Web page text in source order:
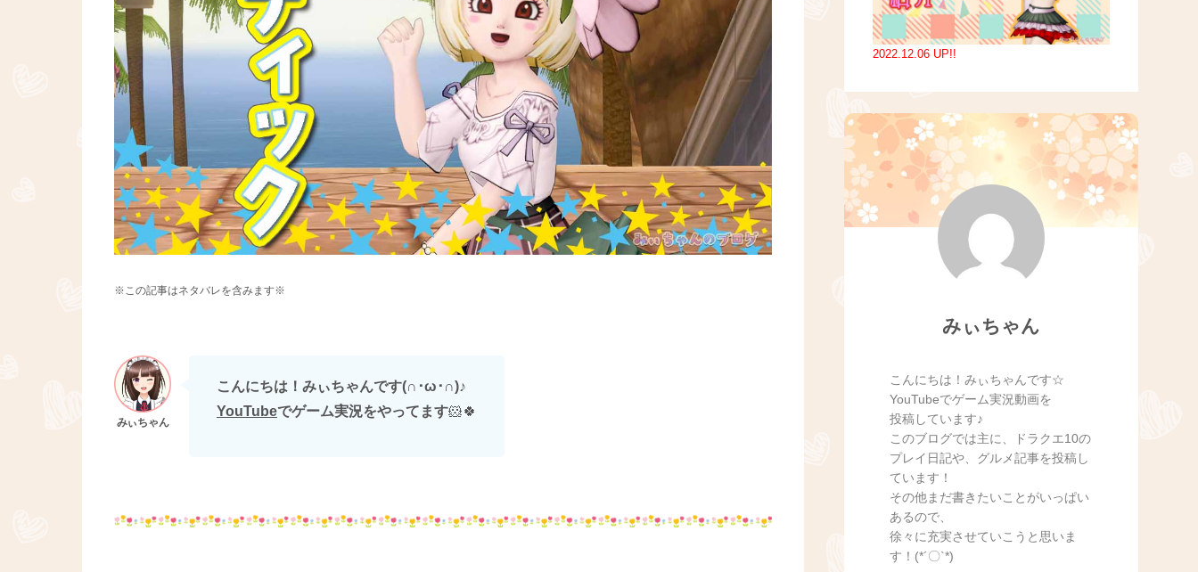
※この記事はネタバレを含みます※
こんにちは！みぃちゃんです(∩･ω･∩)♪
YouTubeでゲーム実況をやってます🐹🍀
2022.12.06 UP!!
みぃちゃん
こんにちは！みぃちゃんです☆
YouTubeでゲーム実況動画を
投稿しています♪
このブログでは主に、ドラクエ10の
プレイ日記や、グルメ記事を投稿し
ています！
その他まだ書きたいことがいっぱい
あるので、
徐々に充実させていこうと思いま
す！(*´〇`*)